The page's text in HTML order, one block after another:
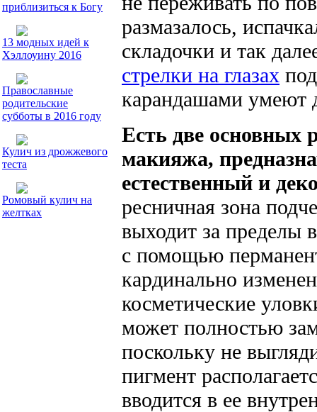
приблизиться к Богу
13 модных идей к
Хэллоуину 2016
Православные
родительские
субботы в 2016 году
Кулич из дрожжевого
теста
Ромовый кулич на
желтках
размазалось,
складочки и так
стрелки на глазах
карандашами умеют
Есть две основных
макияжа,
естественный и
ресничная зона
выходит за пределы
с помощью
кардинально
косметические
может полностью
поскольку не
пигмент
вводится в ее